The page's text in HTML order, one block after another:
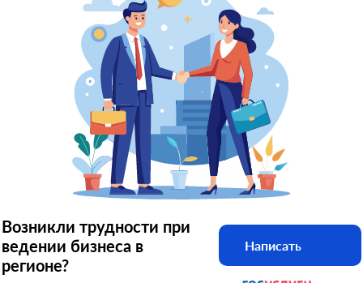
Возникли трудности при
ведении бизнеса в
регионе?
Написать